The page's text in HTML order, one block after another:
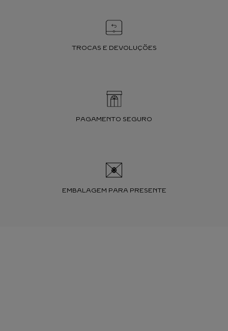
TROCAS E DEVOLUÇÕES
PAGAMENTO SEGURO
EMBALAGEM PARA PRESENTE